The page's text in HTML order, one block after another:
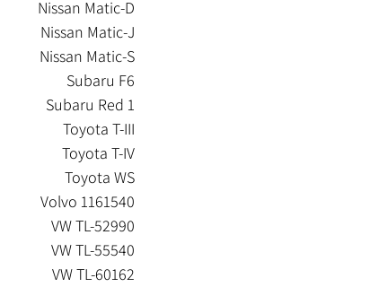
Nissan Matic-D
Nissan Matic-J
Nissan Matic-S
Subaru F6
Subaru Red 1
Toyota T-III
Toyota T-IV
Toyota WS
Volvo 1161540
VW TL-52990
VW TL-55540
VW TL-60162